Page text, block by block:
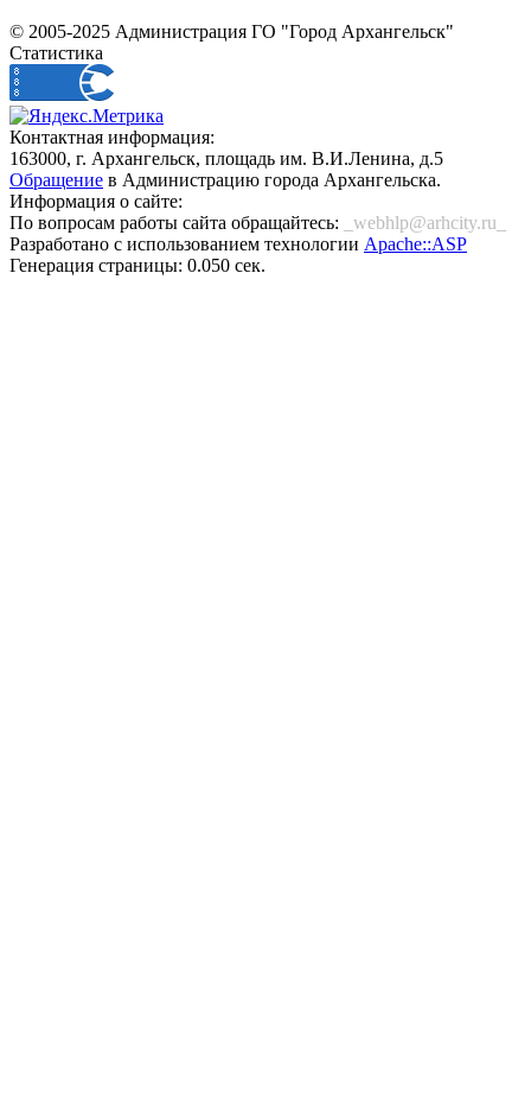
© 2005-2025 Администрация ГО "Город Архангельск"
Статистика
Контактная информация:
163000, г. Архангельск, площадь им. В.И.Ленина, д.5
Обращение в Администрацию города Архангельска.
Информация о сайте:
По вопросам работы сайта обращайтесь:
_webhlp@arhcity.ru_
Разработано с использованием технологии Apache::ASP
Генерация страницы: 0.050 сек.